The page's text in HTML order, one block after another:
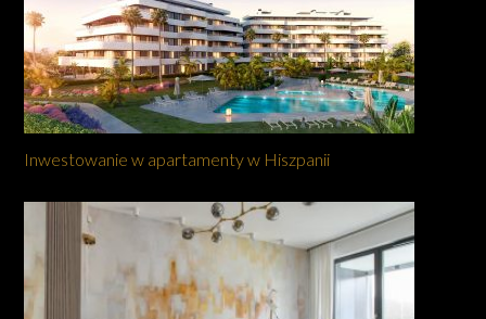
Inwestowanie w apartamenty w Hiszpanii